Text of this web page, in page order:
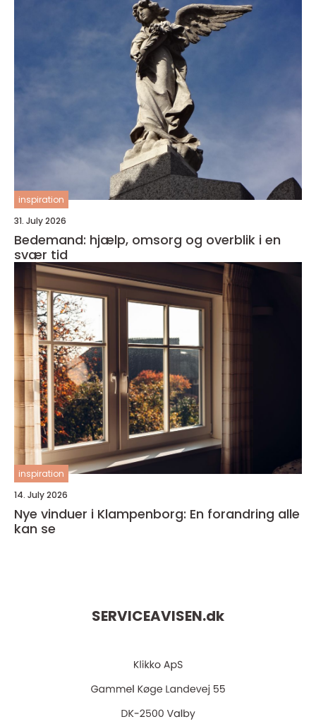
inspiration
31. July 2026
Bedemand: hjælp, omsorg og overblik i en
svær tid
inspiration
14. July 2026
Nye vinduer i Klampenborg: En forandring alle
kan se
SERVICEAVISEN.dk